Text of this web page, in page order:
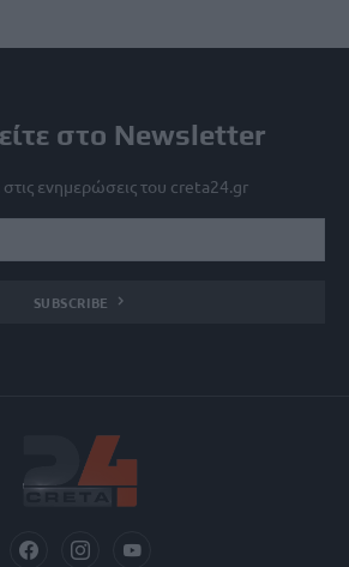
στο Newsletter
στις ενημερώσεις του creta24.gr
SUBSCRIBE